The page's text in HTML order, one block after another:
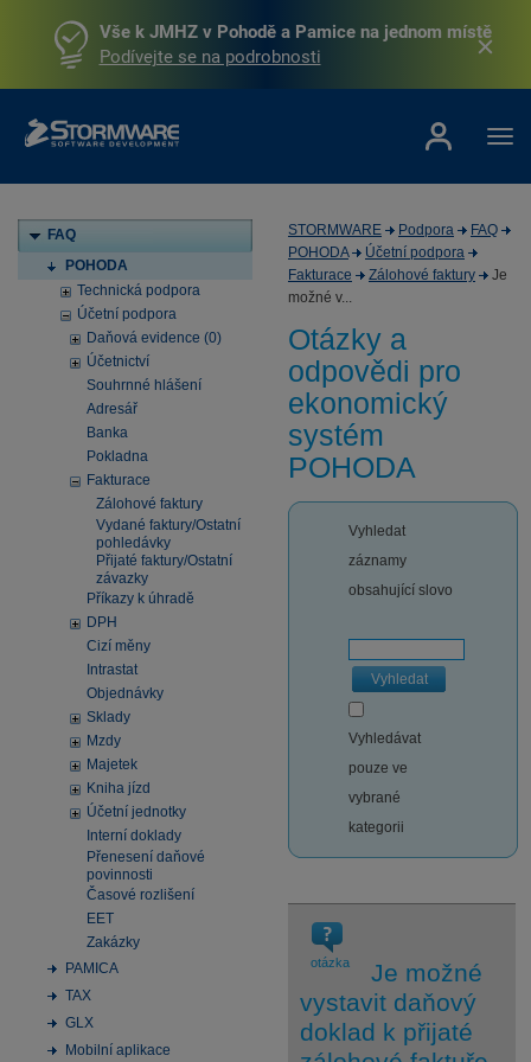
Vše k JMHZ v Pohodě a Pamice na jednom místě
Podívejte se na podrobnosti
FAQ
POHODA
Technická podpora
Účetní podpora
Daňová evidence (0)
Účetnictví
Souhrnné hlášení
Adresář
Banka
Pokladna
Fakturace
Zálohové faktury
Vydané faktury/Ostatní
pohledávky
Přijaté faktury/Ostatní
závazky
Příkazy k úhradě
DPH
Cizí měny
Intrastat
Objednávky
Sklady
Mzdy
Majetek
Kniha jízd
Účetní jednotky
Interní doklady
Přenesení daňové
povinnosti
Časové rozlišení
EET
Zakázky
PAMICA
TAX
GLX
Mobilní aplikace
STORMWARE Podpora
FAQ
POHODA
Účetní podpora
Fakturace
Zálohové faktury
Je
možné v...
Otázky a
odpovědi pro
ekonomický
systém
POHODA
Vyhledat
záznamy
obsahující slovo
Vyhledat
Vyhledávat
pouze ve
vybrané
kategorii
otázka
Je možné
vystavit daňový
doklad k přijaté